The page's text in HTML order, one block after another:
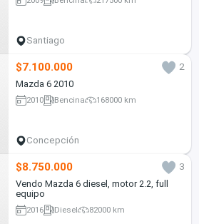
Santiago
$7.100.000
2
Mazda 6 2010
2010 Bencina 168000 km
Concepción
$8.750.000
3
Vendo Mazda 6 diesel, motor 2.2, full
equipo
2016 Diesel 82000 km